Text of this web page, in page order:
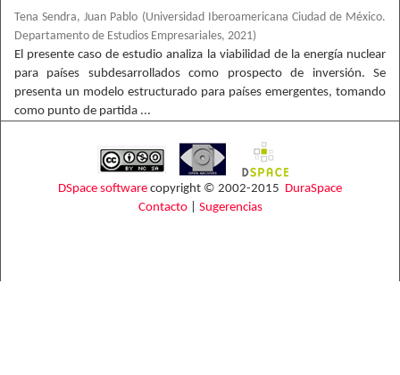
Tena Sendra, Juan Pablo (Universidad Iberoamericana Ciudad de México.
Departamento de Estudios Empresariales, 2021)
El presente caso de estudio analiza la viabilidad de la energía nuclear
para países subdesarrollados como prospecto de inversión. Se
presenta un modelo estructurado para países emergentes, tomando
como punto de partida ...
DSpace software copyright © 2002-2015 DuraSpace
Contacto| Sugerencias